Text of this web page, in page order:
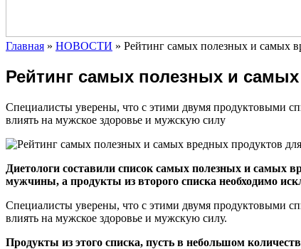
Главная » НОВОСТИ » Рейтинг самых полезных и самых
Рейтинг самых полезных и
Специалисты уверены, что с этими двумя продуктовыми
влиять на мужское здоровье и мужскую силу
Диетологи составили список самых полезных и самых
мужчины, а продукты из второго списка необходимо
Специалисты уверены, что с этими двумя продуктовыми
влиять на мужское здоровье и мужскую силу.
Продукты из этого списка, пусть в небольшом